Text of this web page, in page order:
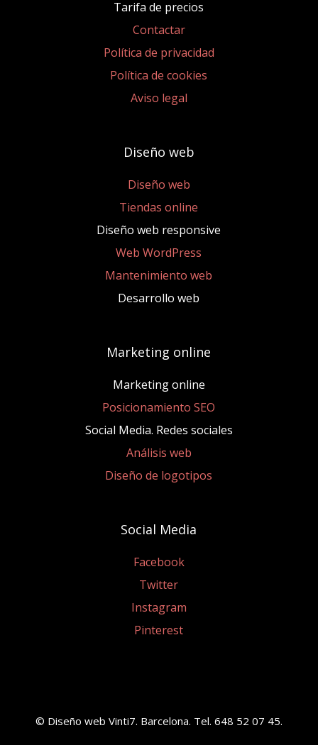
Tarifa de precios
Contactar
Política de privacidad
Política de cookies
Aviso legal
Diseño web
Diseño web
Tiendas online
Diseño web responsive
Web WordPress
Mantenimiento web
Desarrollo web
Marketing online
Marketing online
Posicionamiento SEO
Social Media. Redes sociales
Análisis web
Diseño de logotipos
Social Media
Facebook
Twitter
Instagram
Pinterest
© Diseño web Vinti7. Barcelona. Tel. 648 52 07 45.